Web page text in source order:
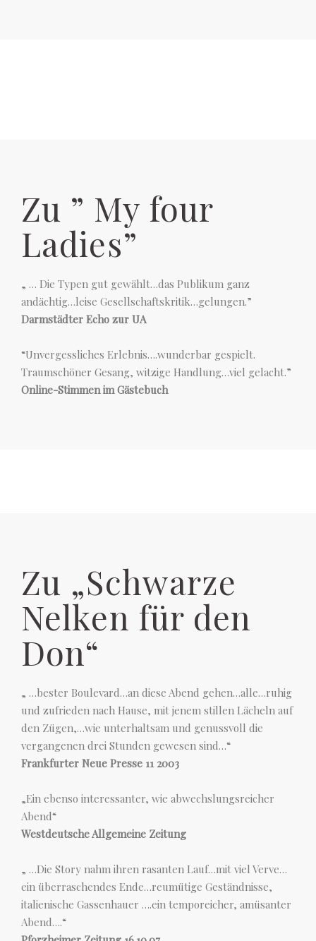
Zu ” My four
Ladies”
„ … Die Typen gut gewählt…das Publikum ganz
andächtig…leise Gesellschaftskritik…gelungen.”
Darmstädter Echo zur UA
“Unvergessliches Erlebnis….wunderbar gespielt.
Traumschöner Gesang, witzige Handlung…viel gelacht.”
Online-Stimmen im Gästebuch
Zu „Schwarze
Nelken für den
Don“
„ …bester Boulevard…an diese Abend gehen…alle…ruhig
und zufrieden nach Hause, mit jenem stillen Lächeln auf
den Zügen,…wie unterhaltsam und genussvoll die
vergangenen drei Stunden gewesen sind…“
Frankfurter Neue Presse 11 2003
„Ein ebenso interessanter, wie abwechslungsreicher
Abend“
Westdeutsche Allgemeine Zeitung
„ …Die Story nahm ihren rasanten Lauf…mit viel Verve…
ein überraschendes Ende…reumütige Geständnisse,
italienische Gassenhauer ….ein temporeicher, amüsanter
Abend….“